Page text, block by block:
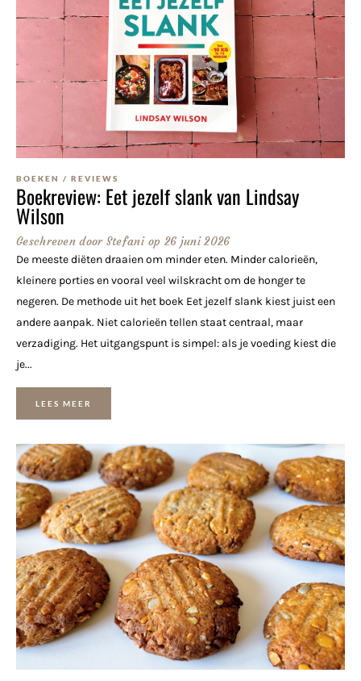
BOEKEN / REVIEWS
Boekreview: Eet jezelf slank van Lindsay
Wilson
Geschreven doorStefani op 26 juni 2026
De meeste diëten draaien om minder eten. Minder calorieën,
kleinere porties en vooral veel wilskracht om de honger te
negeren. De methode uit het boek Eet jezelf slank kiest juist een
andere aanpak. Niet calorieën tellen staat centraal, maar
verzadiging. Het uitgangspunt is simpel: als je voeding kiest die
je...
LEES MEER